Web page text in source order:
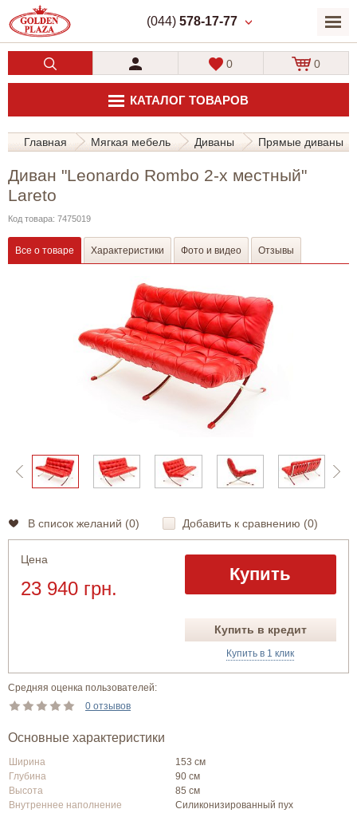
(044) 578-17-77
КАТАЛОГ ТОВАРОВ
0 0
Главная Мягкая мебель Диваны Прямые диваны
Диван "Leonardo Rombo 2-х местный"
Lareto
Код товара: 7475019
Все о товаре Характеристики Фото и видео Отзывы
В список желаний (0) Добавить к сравнению (0)
Цена
23 940 грн.
Купить
Купить в кредит
Купить в 1 клик
Средняя оценка пользователей:
0 отзывов
Основные характеристики
Ширина
153 см
Глубина
90 см
Высота
85 см
Внутреннее наполнение
Силиконизированный пух